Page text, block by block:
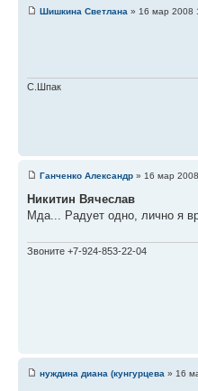
Шишкина Светлана » 16 мар 2008
С.Шпак
Ганченко Александр » 16 мар
Никитин Вячеслав
Мда... Радует одно, лично я
Звоните +7-924-853-22-04
нуждина диана (кунгурцева » 16